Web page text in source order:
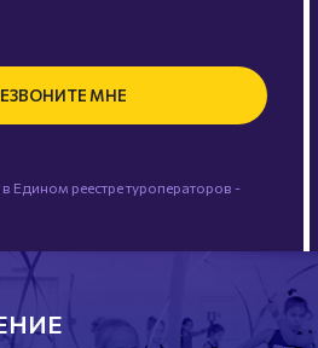
МНЕ
реестре туроператоров -